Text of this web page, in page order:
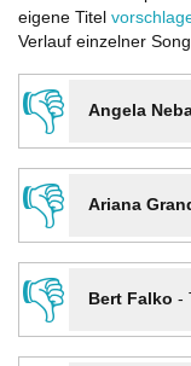
eigene Titel
Verlauf einzelner
👎 Angela
👎
Ariana
👎
Bert Falko -